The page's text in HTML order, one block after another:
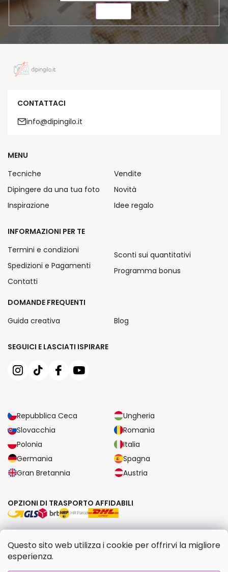
Questo sito web utilizza i cookie per offrirvi la migliore
esperienza.
CONTATTACI
info@dipingilo.it
SEGUICI E LASCIATI ISPIRARE
Repubblica Ceca
Ungheria
Slovacchia
Romania
Polonia
Italia
Germania
Spagna
Gran Bretannia
Austria
MENU
Tecniche
Dipingere da una tua foto
Inspirazione
Vendite
Novità
Idee regalo
INFORMAZIONI PER TE
Termini e condizioni
Spedizioni e Pagamenti
Contatti
Sconti sui quantitativi
Programma bonus
DOMANDE FREQUENTI
Guida creativa
Blog
OPZIONI DI TRASPORTO AFFIDABILI